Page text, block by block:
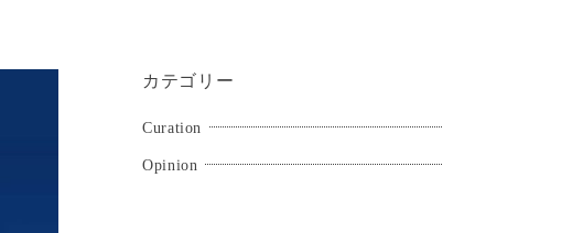
カテゴリー
Curation
Opinion